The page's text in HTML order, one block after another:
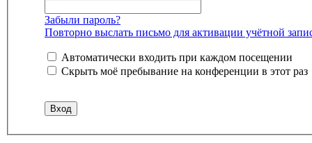
Забыли пароль?
Повторно выслать письмо для активации учётной
Автоматически входить при каждом посещении
Скрыть моё пребывание на конференции в этот раз